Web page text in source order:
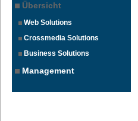
Übersicht
Web Solutions
Crossmedia Solutions
Business Solutions
Management